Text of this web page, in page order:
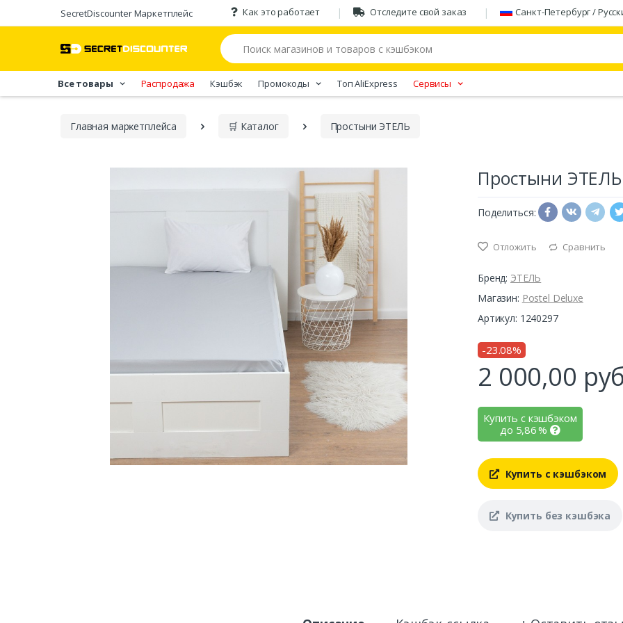
SecretDiscounter Маркетплейс Как это работает Отследите свой заказ Санкт-Петербург /
Все товары Распродажа Кэшбэк Промокоды Tоп AliExpress Сервисы
Главная марĸетплейса 🛒 Каталог Простыни ЭТЕЛЬ
Простыни ЭТЕЛЬ
Поделиться:
Отложить Сравнить
Бренд: ЭТЕЛЬ
Магазин: Postel Deluxe
Артикул: 1240297
-23.08%
2 000,00
Купить с кэшбэком
до 5,86%
Купить с кэшбэком
Купить без кэшбэка